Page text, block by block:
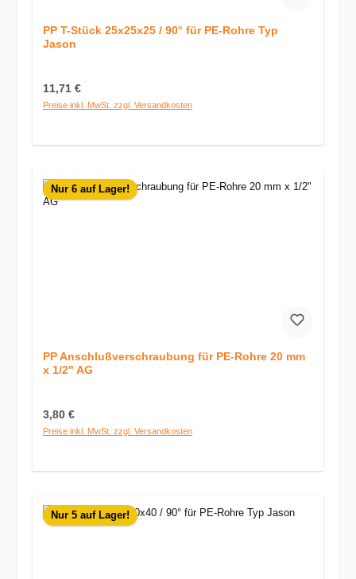
PP T-Stück 25x25x25 / 90° für PE-Rohre Typ
Jason
Regulärer Preis:
11,71 €
Preise inkl. MwSt. zzgl. Versandkosten
Nur 6 auf Lager!
PP Anschlußverschraubung für PE-Rohre 20 mm
x 1/2" AG
Regulärer Preis:
3,80 €
Preise inkl. MwSt. zzgl. Versandkosten
Nur 5 auf Lager!